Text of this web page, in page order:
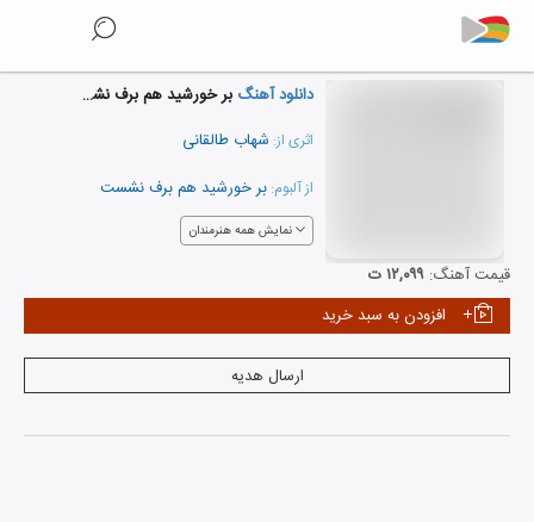
دانلود آهنگ بر خورشید هم برف نشست...
اثری از: شهاب طالقانی
از آلبوم: بر خورشید هم برف نشست
نمایش همه هنرمندان
قیمت آهنگ: ۱۲,۰۹۹ ت
افزودن به سبد خرید
ارسال هدیه